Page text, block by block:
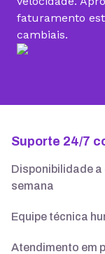
Armazenamento
Suporte 24/7
30 dias para
faturamento
cambiais.
Suporte 24/7
Disponibilidade
semana
Equipe técnica
Atendimento em